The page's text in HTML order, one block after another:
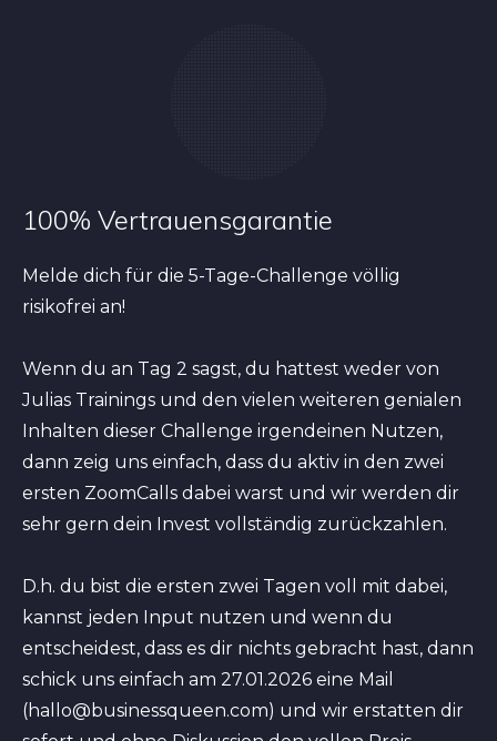
100% Vertrauensgarantie
Melde dich für die 5-Tage-Challenge völlig
risikofrei an!
Wenn du an Tag 2 sagst, du hattest weder von
Julias Trainings und den vielen weiteren genialen
Inhalten dieser Challenge irgendeinen Nutzen,
dann zeig uns einfach, dass du aktiv in den zwei
ersten ZoomCalls dabei warst und wir werden dir
sehr gern dein Invest vollständig zurückzahlen.
D.h. du bist die ersten zwei Tagen voll mit dabei,
kannst jeden Input nutzen und wenn du
entscheidest, dass es dir nichts gebracht hast, dann
schick uns einfach am 27.01.2026 eine Mail
(hallo@businessqueen.com) und wir erstatten dir